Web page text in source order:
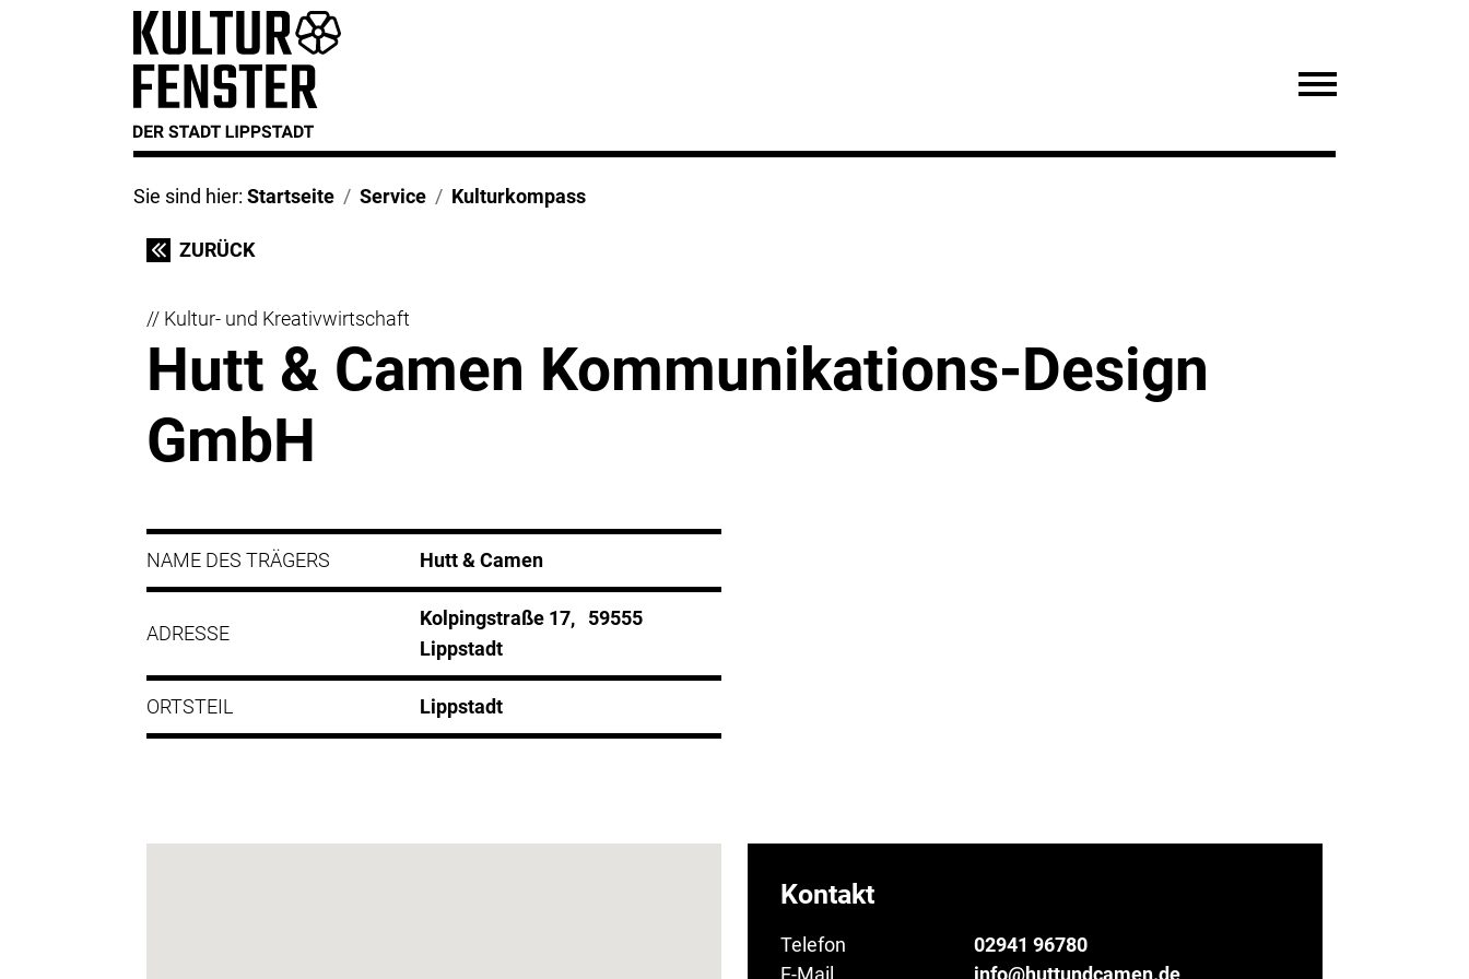
Sie sind hier: Startseite Service Kulturkompass
ZURÜCK
// Kultur- und Kreativwirtschaft
Hutt & Camen Kommunikations-Design
GmbH
NAME DES TRÄGERS Hutt & Camen
ADRESSE
Kolpingstraße 17, 59555
Lippstadt
ORTSTEIL Lippstadt
Kontakt
Telefon
02941 96780
E-Mail
info@huttundcamen.de